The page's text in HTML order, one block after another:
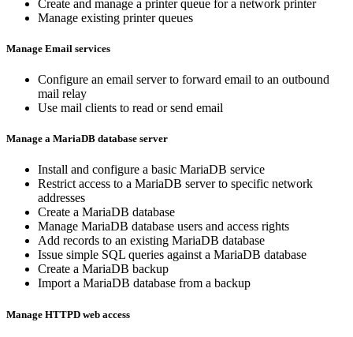
Create and manage a printer queue for a network printer
Manage existing printer queues
Manage Email services
Configure an email server to forward email to an outbound
mail relay
Use mail clients to read or send email
Manage a MariaDB database server
Install and configure a basic MariaDB service
Restrict access to a MariaDB server to specific network
addresses
Create a MariaDB database
Manage MariaDB database users and access rights
Add records to an existing MariaDB database
Issue simple SQL queries against a MariaDB database
Create a MariaDB backup
Import a MariaDB database from a backup
Manage HTTPD web access